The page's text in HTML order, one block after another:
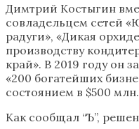
Димтрий Костыгин
совладельцем сетей
радуги», «Дикая
производству
край». В 2019 году он
«200 богатейших
состоянием в $500 млн.
Как сообщал “Ъ”,